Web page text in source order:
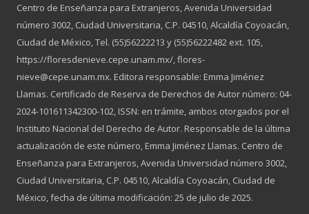
Centro de Enseñanza para Extranjeros, Avenida Universidad
número 3002, Ciudad Universitaria, C.P. 04510, Alcaldía Coyoacán,
Ciudad de México, Tel. (55)56222213 y (55)56222482 ext. 105,
https://floresdenieve.cepe.unam.mx/, flores-
nieve@cepe.unam.mx. Editora responsable: Emma Jiménez
Llamas. Certificado de Reserva de Derechos de Autor número: 04-
2024-101611342300-102, ISSN: en trámite, ambos otorgados por el
Instituto Nacional del Derecho de Autor. Responsable de la última
actualización de este número, Emma Jiménez Llamas. Centro de
Enseñanza para Extranjeros, Avenida Universidad número 3002,
Ciudad Universitaria, C.P. 04510, Alcaldía Coyoacán, Ciudad de
México, fecha de última modificación: 25 de julio de 2025.